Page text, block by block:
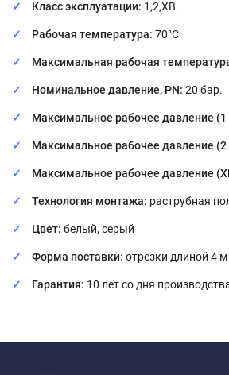
Класс эксплуатации: 1,2,ХВ.
Рабочая температура: 70°С
Максимальная рабочая
Номинальное давление, PN: 20 бар.
Максимальное рабочее давление (1
Максимальное рабочее давление (2
Максимальное рабочее давление
Технология монтажа: раструбная
Цвет: белый, серый
Форма поставки: отрезки длиной 4 м
Гарантия: 10 лет со дня